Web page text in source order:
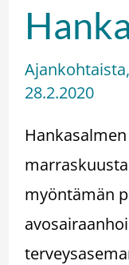
Ajankohtaista,
28.2.2020
myöntämän